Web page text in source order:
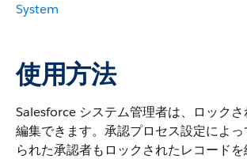
System
使用方法
Salesforce システム管理者は、ロック
編集できます。承認プロセス設定によ
られた承認者もロックされたレコードを